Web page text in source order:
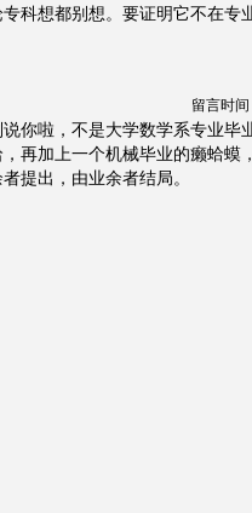
科想都别想。要证明它不在专
留言时间
你啦，不是大学数学系专业毕
再加上一个机械毕业的癞蛤蟆
提出，由业余者结局。